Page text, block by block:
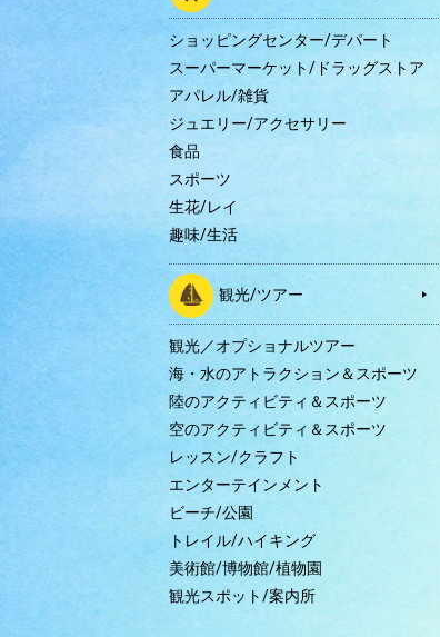
ショッピングセンター/デパート
スーパーマーケット/ドラッグストア
アパレル/雑貨
ジュエリー/アクセサリー
食品
スポーツ
生花/レイ
趣味/生活
観光/ツアー
観光／オプショナルツアー
海・水のアトラクション＆スポーツ
陸のアクティビティ＆スポーツ
空のアクティビティ＆スポーツ
レッスン/クラフト
エンターテインメント
ビーチ/公園
トレイル/ハイキング
美術館/博物館/植物園
観光スポット/案内所